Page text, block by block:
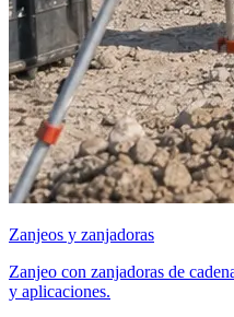
Zanjeos y zanjadoras
Zanjeo con zanjadoras de
y aplicaciones.